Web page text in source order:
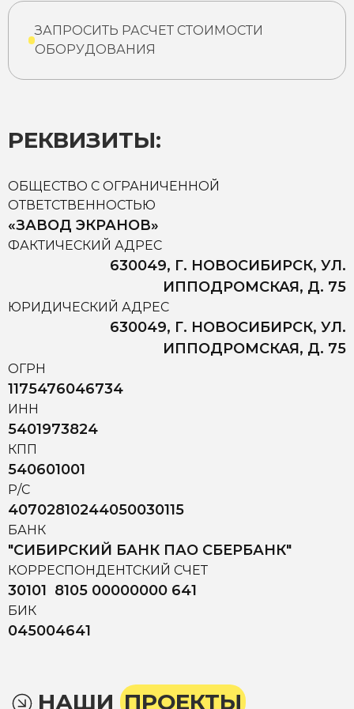
ЗАПРОСИТЬ РАСЧЕТ СТОИМОСТИ
ОБОРУДОВАНИЯ
РЕКВИЗИТЫ:
ОБЩЕСТВО С ОГРАНИЧЕННОЙ
ОТВЕТСТВЕННОСТЬЮ
«ЗАВОД ЭКРАНОВ»
ФАКТИЧЕСКИЙ АДРЕС
630049, Г. НОВОСИБИРСК, УЛ.
ИППОДРОМСКАЯ, Д. 75
ЮРИДИЧЕСКИЙ АДРЕС
630049, Г. НОВОСИБИРСК, УЛ.
ИППОДРОМСКАЯ, Д. 75
ОГРН
1175476046734
ИНН
5401973824
КПП
540601001
Р/С
40702810244050030115
БАНК
"СИБИРСКИЙ БАНК ПАО СБЕРБАНК"
КОРРЕСПОНДЕНТСКИЙ СЧЕТ
30101 8105 00000000 641
БИК
045004641
НАШИ ПРОЕКТЫ